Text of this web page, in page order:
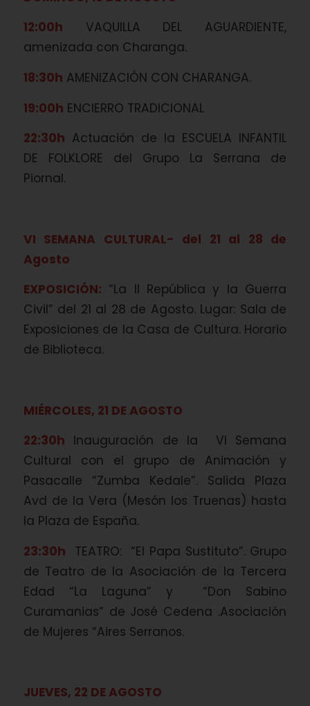
12:00h VAQUILLA DEL AGUARDIENTE,
amenizada con Charanga.
18:30h AMENIZACIÓN CON CHARANGA.
19:00h ENCIERRO TRADICIONAL
22:30h Actuación de la ESCUELA INFANTIL
DE FOLKLORE del Grupo La Serrana de
Piornal.
VI SEMANA CULTURAL- del 21 al 28 de
Agosto
EXPOSICIÓN: “La II República y la Guerra
Civil” del 21 al 28 de Agosto. Lugar: Sala de
Exposiciones de la Casa de Cultura. Horario
de Biblioteca.
MIÉRCOLES, 21 DE AGOSTO
22:30h Inauguración de la VI Semana
Cultural con el grupo de Animación y
Pasacalle “Zumba Kedale”. Salida Plaza
Avd de la Vera (Mesón los Truenas) hasta
la Plaza de España.
23:30h TEATRO: “El Papa Sustituto”. Grupo
de Teatro de la Asociación de la Tercera
Edad “La Laguna” y “Don Sabino
Curamanias” de José Cedena .Asociación
de Mujeres “Aires Serranos.
JUEVES, 22 DE AGOSTO